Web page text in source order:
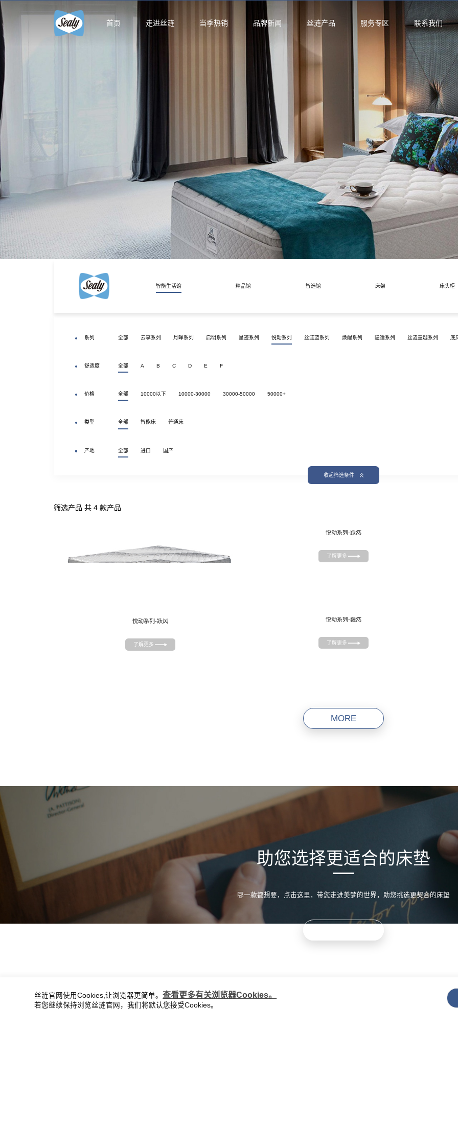
首页 走进丝涟 当季热销 品牌新闻 丝涟产品 服务专区 联系我们
床头柜
助眠产品
月晖系列 启明系列 星迹系列
悦动系列 丝涟蓝系列 焕醒系列 隐适系列
丝涟童趣系列 底床系列 套床 青少年系列
智能生活馆 精品馆 智选馆 床架 床头柜
系列 全部 云享系列 月晖系列 启明系列 星迹系列 悦动系列 丝涟蓝系列 焕醒系列 隐适系列 丝涟童趣系列 底
舒适度 全部 A B C D E F
价格 全部 10000以下 10000-30000 30000-50000 50000+
类型 全部 智能床 普通床
产地 全部 进口 国产
收起筛选条件
筛选产品 共 4 款产品
悦动系列-跃风
了解更多
悦动系列-跃然
了解更多
悦动系列-巍然
了解更多
MORE
助您选择更适合的床垫
哪一款都想要，点击这里，带您走进美梦的世界，助您挑选更契合的床垫
丝涟官网使用Cookies,让浏览器更简单。查看更多有关浏览器Cookies。
若您继续保持浏览丝涟官网，我们将默认您接受Cookies。